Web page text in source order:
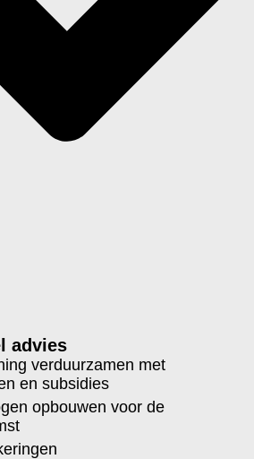
advies
verduurzamen met
en subsidies
opbouwen voor de